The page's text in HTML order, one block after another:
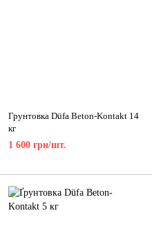
Грунтовка Düfa Beton-Kontakt 14
кг
1 600 грн/шт.